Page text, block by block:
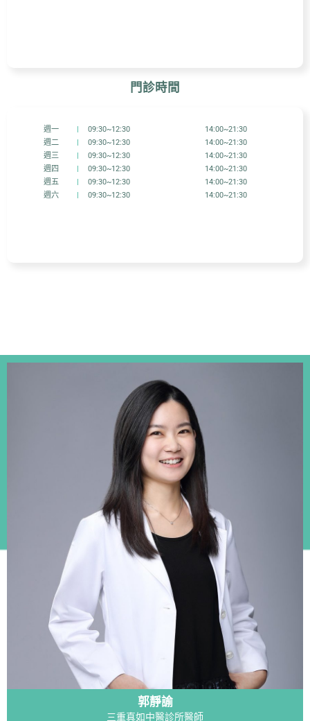
門診時間
週一 09:30~12:30
14:00~21:30
週二
09:30~12:30
14:00~21:30
週三
09:30~12:30
14:00~21:30
週四
09:30~12:30
14:00~21:30
週五
09:30~12:30
14:00~21:30
週六
09:30~12:30 14:00~21:30
郭靜諭
三重真如中醫診所醫師